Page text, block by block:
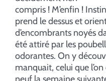
compris ! M’enfin !
prend le dessus et
d’encombrants noyés
été attiré par les
odorantes. On y
manquait, celui que